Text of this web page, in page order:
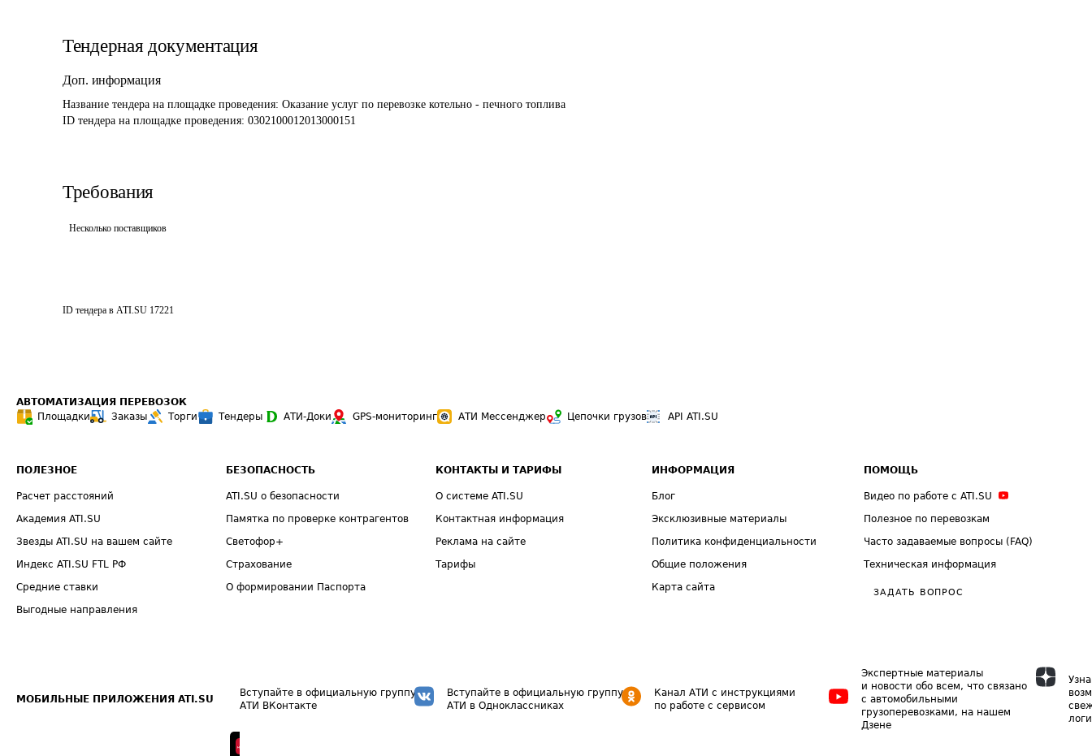
Тендерная документация
Доп. информация
Название тендера на площадке проведения: Оказание услуг по перевозке котельно - печного топлива
ID тендера на площадке проведения: 0302100012013000151
Требования
Несколько поставщиков
ID тендера в ATI.SU 17221
АВТОМАТИЗАЦИЯ ПЕРЕВОЗОК
Площадки
Заказы Торги Тендеры АТИ-Доки GPS-мониторинг АТИ Мессенджер Цепочки грузов API ATI.SU
ПОЛЕЗНОЕ
Расчет расстояний
Академия ATI.SU
Звезды ATI.SU на вашем сайте
Индекс ATI.SU FTL РФ
Средние ставки
Выгодные направления
БЕЗОПАСНОСТЬ
ATI.SU о безопасности
Памятка по проверке контрагентов
Светофор+
Страхование
О формировании Паспорта
КОНТАКТЫ И ТАРИФЫ
О системе ATI.SU
Контактная информация
Реклама на сайте
Тарифы
ИНФОРМАЦИЯ
Блог
Эксклюзивные материалы
Политика конфиденциальности
Общие положения
Карта сайта
ПОМОЩЬ
Видео по работе с ATI.SU
Полезное по перевозкам
Часто задаваемые вопросы (FAQ)
Техническая информация
ЗАДАТЬ ВОПРОС
МОБИЛЬНЫЕ ПРИЛОЖЕНИЯ ATI.SU
Вступайте в официальную группу
АТИ ВКонтакте
Вступайте в официальную группу
АТИ в Одноклассниках
Канал АТИ с инструкциями
по работе с сервисом
Экспертные материалы
и новости обо всем, что связано
с автомобильными
грузоперевозками, на нашем
Дзене